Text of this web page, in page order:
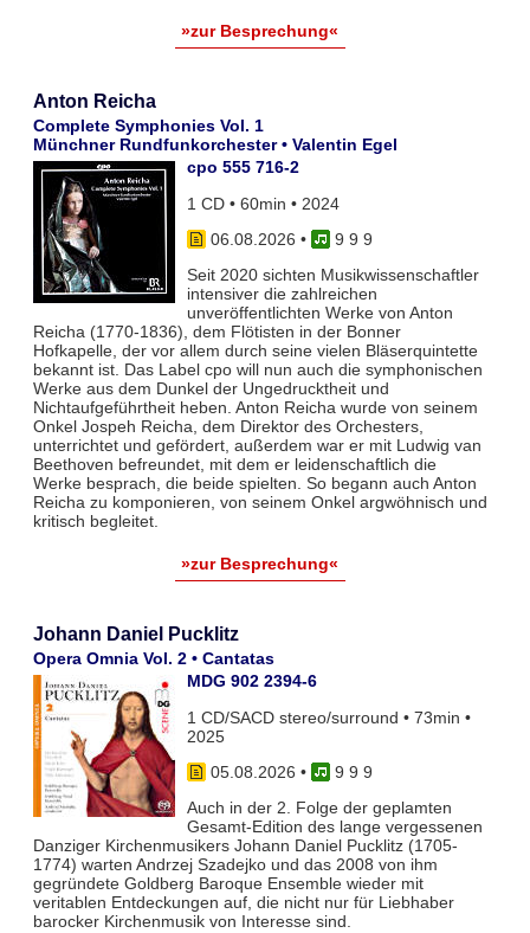
»zur Besprechung«
Anton Reicha
Complete Symphonies Vol. 1
Münchner Rundfunkorchester • Valentin Egel
cpo 555 716-2
1 CD • 60min • 2024
06.08.2026 •
9 9 9
Seit 2020 sichten Musikwissenschaftler
intensiver die zahlreichen
unveröffentlichten Werke von Anton
Reicha (1770-1836), dem Flötisten in der Bonner
Hofkapelle, der vor allem durch seine vielen Bläserquintette
bekannt ist. Das Label cpo will nun auch die symphonischen
Werke aus dem Dunkel der Ungedrucktheit und
Nichtaufgeführtheit heben. Anton Reicha wurde von seinem
Onkel Jospeh Reicha, dem Direktor des Orchesters,
unterrichtet und gefördert, außerdem war er mit Ludwig van
Beethoven befreundet, mit dem er leidenschaftlich die
Werke besprach, die beide spielten. So begann auch Anton
Reicha zu komponieren, von seinem Onkel argwöhnisch und
kritisch begleitet.
»zur Besprechung«
Johann Daniel Pucklitz
Opera Omnia Vol. 2 • Cantatas
MDG 902 2394-6
1 CD/SACD stereo/surround • 73min •
2025
05.08.2026 •
9 9 9
Auch in der 2. Folge der geplamten
Gesamt-Edition des lange vergessenen
Danziger Kirchenmusikers Johann Daniel Pucklitz (1705-
1774) warten Andrzej Szadejko und das 2008 von ihm
gegründete Goldberg Baroque Ensemble wieder mit
veritablen Entdeckungen auf, die nicht nur für Liebhaber
barocker Kirchenmusik von Interesse sind.